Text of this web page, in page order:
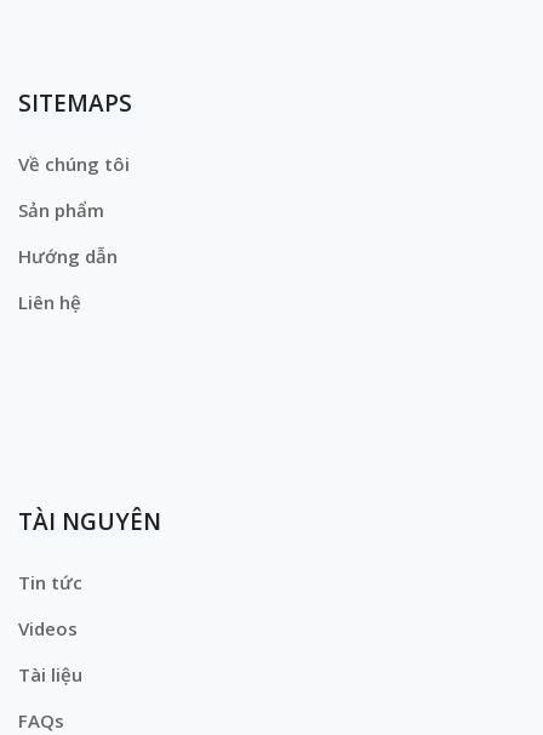
SITEMAPS
Về chúng tôi
Sản phẩm
Hướng dẫn
Liên hệ
TÀI NGUYÊN
Tin tức
Videos
Tài liệu
FAQs